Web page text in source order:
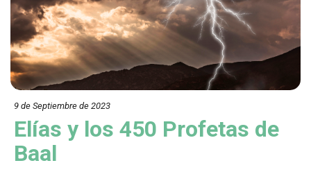
9 de Septiembre de 2023
Elías y los 450 Profetas de
Baal